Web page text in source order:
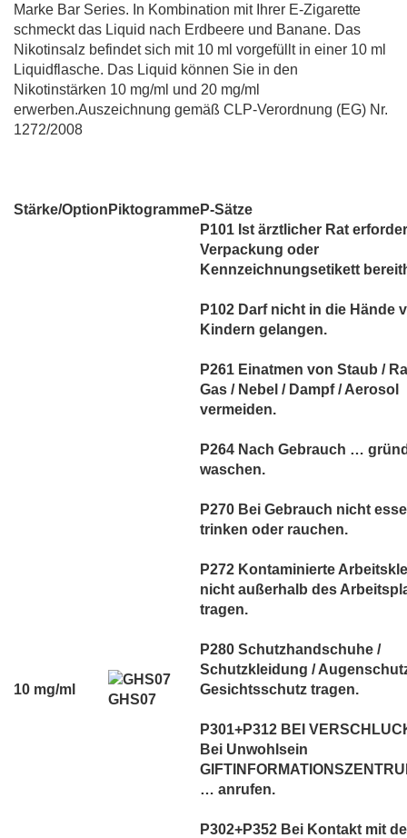
Marke Bar Series. In Kombination mit Ihrer E-Zigarette
schmeckt das Liquid nach Erdbeere und Banane. Das
Nikotinsalz befindet sich mit 10 ml vorgefüllt in einer 10 ml
Liquidflasche. Das Liquid können Sie in den
Nikotinstärken 10 mg/ml und 20 mg/ml
erwerben.Auszeichnung gemäß CLP-Verordnung (EG) Nr.
1272/2008
Stärke/Option PiktogrammeP-Sätze
10 mg/ml
GHS07
P101 Ist ärztlicher Rat
Verpackung oder
Kennzeichnungsetikett
P102 Darf nicht in die Hände
Kindern gelangen.
P261 Einatmen von Staub /
Gas / Nebel / Dampf / Aerosol
vermeiden.
P264 Nach Gebrauch …
waschen.
P270 Bei Gebrauch nicht
trinken oder rauchen.
P272 Kontaminierte
nicht außerhalb des
tragen.
P280 Schutzhandschuhe /
Schutzkleidung /
Gesichtsschutz tragen.
P301+P312 BEI
Bei Unwohlsein
… anrufen.
P302+P352 Bei Kontakt mit